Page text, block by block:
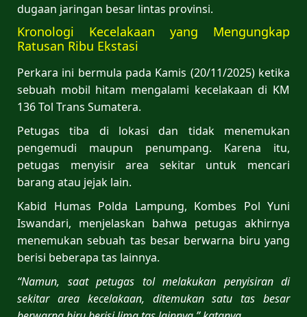
dugaan jaringan besar lintas provinsi.
Kronologi Kecelakaan yang Mengungkap
Ratusan Ribu Ekstasi
Perkara ini bermula pada Kamis (20/11/2025) ketika
sebuah mobil hitam mengalami kecelakaan di KM
136 Tol Trans Sumatera.
Petugas tiba di lokasi dan tidak menemukan
pengemudi maupun penumpang. Karena itu,
petugas menyisir area sekitar untuk mencari
barang atau jejak lain.
Kabid Humas Polda Lampung, Kombes Pol Yuni
Iswandari, menjelaskan bahwa petugas akhirnya
menemukan sebuah tas besar berwarna biru yang
berisi beberapa tas lainnya.
“Namun, saat petugas tol melakukan penyisiran di
sekitar area kecelakaan, ditemukan satu tas besar